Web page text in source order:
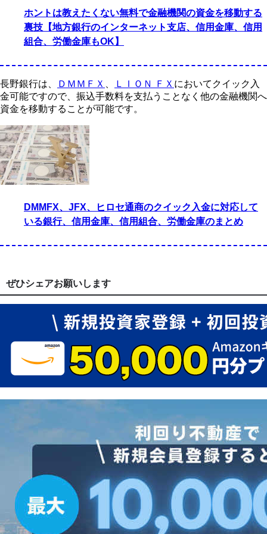
ホントは教えたくない無料で金融機関の資金を移動する
裏技【地方銀行のインターネット支店、信用金庫、信用
組合、労働金庫もOK】
長野銀行は、 ＤＭＭＦＸ ＬＩＯＮ ＦＸ においてクイック入
金可能ですので、振込手数料を支払うことなく他の金融機関へ
資金を移動することが可能です。
DMMFX、JFX、ヒロセ通商のクイック入金に対応して
いる銀行、信用金庫、信用組合、労働金庫のまとめ
ぜひシェアお願いします